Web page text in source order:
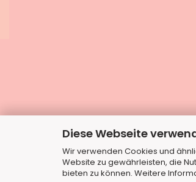
Diese Webseite
Wir verwenden Cookies und
Website zu gewährleisten, die
bieten zu können. Weitere